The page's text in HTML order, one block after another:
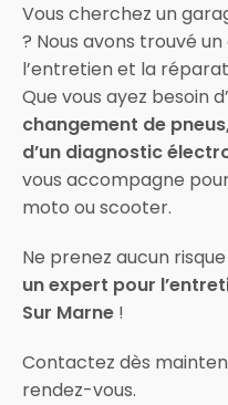
Vous cherchez un
? Nous avons trouvé
l’entretien et la
Que vous ayez besoin
changement de
d’un diagnostic
vous accompagne
moto ou scooter.
Ne prenez aucun
un expert pour
Sur Marne !
Contactez dès
rendez-vous.